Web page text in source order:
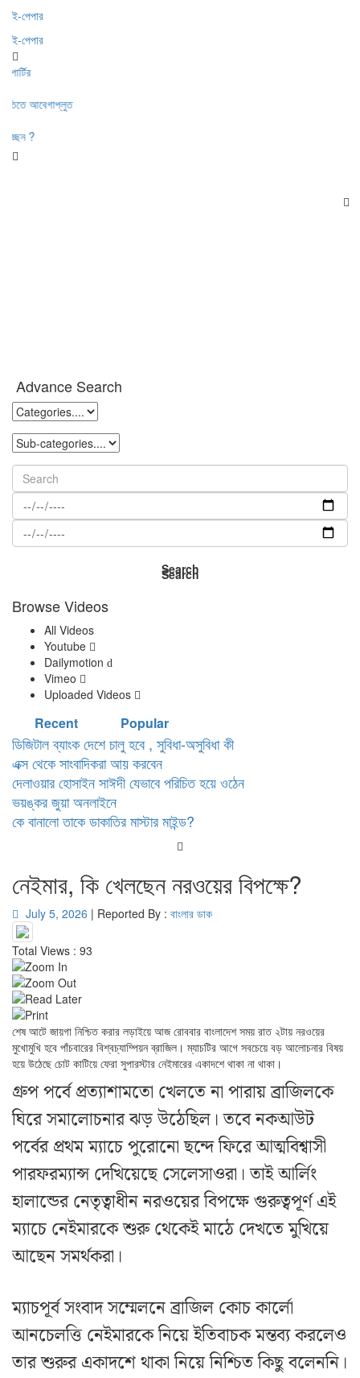
ই-পেপার
ই-পেপার
আবেগাপ্লুত
Advance Search
Browse Videos
All Videos
Youtube
Dailymotion d
Vimeo
Uploaded Videos
Recent Popular
ডিজিটাল ব্যাংক দেশে চালু হবে , সুবিধা-অসুবিধা কী
এক্স থেকে সাংবাদিকরা আয় করবেন
দেলাওয়ার হোসাইন সাঈদী যেভাবে পরিচিত হয়ে ওঠেন
ভয়ঙ্কর জুয়া অনলাইনে
কে বানালো তাকে ডাকাতির মাস্টার মাইন্ড?
নেইমার, কি খেলছেন নরওয়ের বিপক্ষে?
July 5, 2026 | Reported By : বাংলার ডাক
Total Views : 93
শেষ আটে জায়গা নিশ্চিত করার লড়াইয়ে আজ রোববার বাংলাদেশ সময় রাত ২টায় নরওয়ের
মুখোমুখি হবে পাঁচবারের বিশ্বচ্যাম্পিয়ন ব্রাজিল। ম্যাচটির আগে সবচেয়ে বড় আলোচনার বিষয়
হয়ে উঠেছে চোট কাটিয়ে ফেরা সুপারস্টার নেইমারের একাদশে থাকা না থাকা।
গ্রুপ পর্বে প্রত্যাশামতো খেলতে না পারায় ব্রাজিলকে
ঘিরে সমালোচনার ঝড় উঠেছিল। তবে নকআউট
পর্বের প্রথম ম্যাচে পুরোনো ছন্দে ফিরে আত্মবিশ্বাসী
পারফরম্যান্স দেখিয়েছে সেলেসাওরা। তাই আর্লিং
হালান্ডের নেতৃত্বাধীন নরওয়ের বিপক্ষে গুরুত্বপূর্ণ এই
ম্যাচে নেইমারকে শুরু থেকেই মাঠে দেখতে মুখিয়ে
আছেন সমর্থকরা।
ম্যাচপূর্ব সংবাদ সম্মেলনে ব্রাজিল কোচ কার্লো
আনচেলত্তি নেইমারকে নিয়ে ইতিবাচক মন্তব্য করলেও
তার শুরুর একাদশে থাকা নিয়ে নিশ্চিত কিছু বলেননি।